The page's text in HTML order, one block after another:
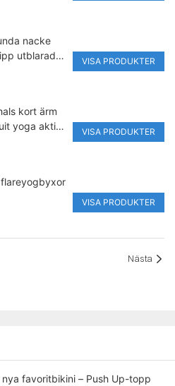
nacke
utblarade
VISA PRODUKTER
kort ärm
yoga aktivt
VISA PRODUKTER
flareyogbyxor
VISA PRODUKTER
Nästa
nya favoritbikini – Push Up-topp